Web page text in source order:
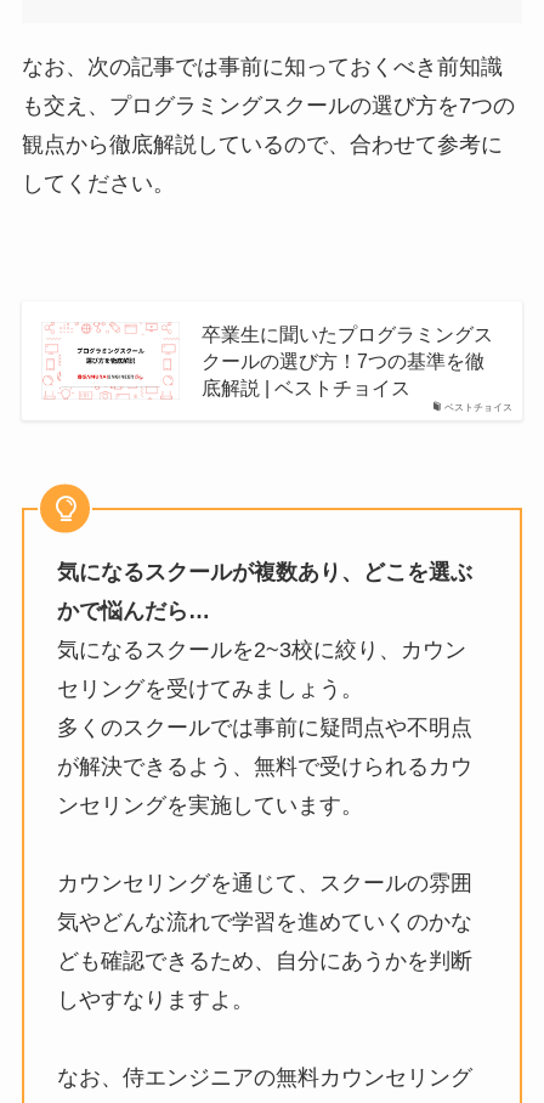
なお、次の記事では事前に知っておくべき前知識
も交え、プログラミングスクールの選び方を7つの
観点から徹底解説しているので、合わせて参考に
してください。
ベストチョイス
卒業生に聞いたプログラミングス
クールの選び方！7つの基準を徹
底解説 | ベストチョイス
気になるスクールが複数あり、どこを選ぶ
かで悩んだら…
気になるスクールを2~3校に絞り、カウン
セリングを受けてみましょう。
多くのスクールでは事前に疑問点や不明点
が解決できるよう、無料で受けられるカウ
ンセリングを実施しています。
カウンセリングを通じて、スクールの雰囲
気やどんな流れで学習を進めていくのかな
ども確認できるため、自分にあうかを判断
しやすなりますよ。
なお、侍エンジニアの無料カウンセリング